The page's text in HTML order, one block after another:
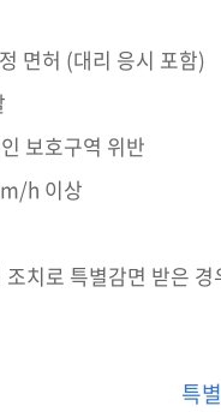
면허 (대리 응시 포함)
보호구역 위반
h 이상
치로 특별감면 받은 경
특